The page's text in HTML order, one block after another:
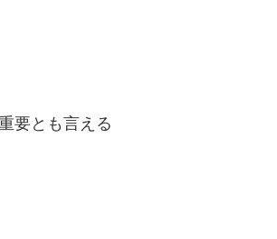
要とも言える